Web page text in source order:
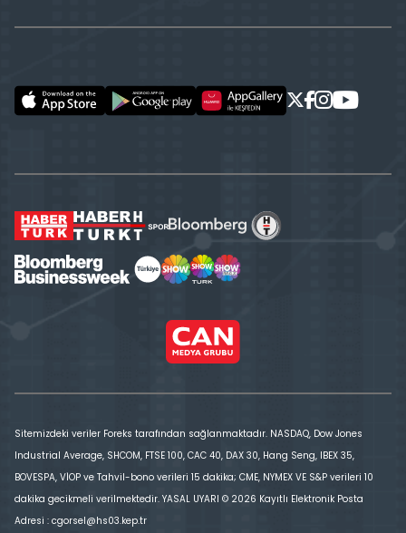
Sitemizdeki veriler Foreks tarafından sağlanmaktadır. NASDAQ, Dow Jones
Industrial Average, SHCOM, FTSE 100, CAC 40, DAX 30, Hang Seng, IBEX 35,
BOVESPA, VİOP ve Tahvil-bono verileri 15 dakika; CME, NYMEX VE S&P verileri 10
dakika gecikmeli verilmektedir. YASAL UYARI © 2026 Kayıtlı Elektronik Posta
Adresi : cgorsel@hs03.kep.tr